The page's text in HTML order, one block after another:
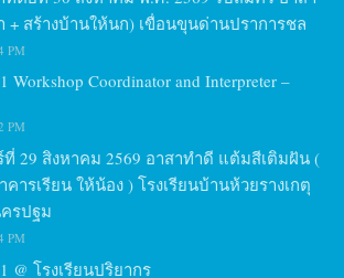
+ สร้างบ้านให้นก) เขื่อนขุนด่านปราการชล
PM
Workshop Coordinator and Interpreter –
PM
ที่ 29 สิงหาคม 2569 อาสาทำดี แต้มสีเติมฝัน (
ารเรียน ให้น้อง ) โรงเรียนบ้านห้วยรางเกตุ
รปฐม
PM
@ โรงเรียนปริยากร